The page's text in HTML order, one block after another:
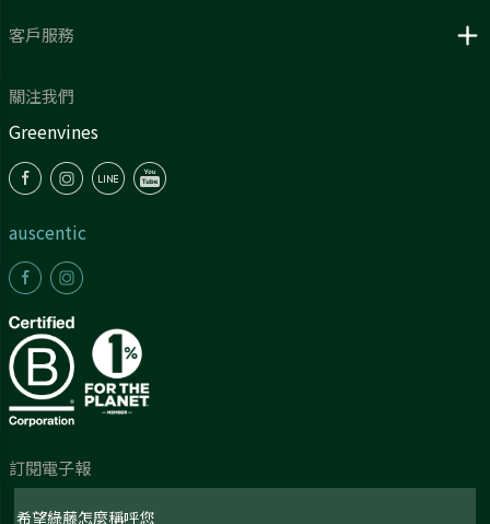
客戶服務
關注我們
Greenvines
auscentic
訂閱電子報